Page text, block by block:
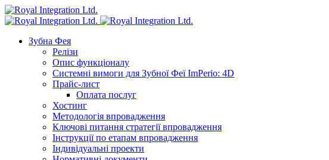
Зубна Фея
Релізи
Опис функціоналу
Системні вимоги для Зубної Феї ImPerio: 4D
Прайс-лист
Оплата послуг
Хостинг
Методологія впровадження
Ключові питання стратегії впровадження
Інструкції по етапам впровадження
Індивідуальні проекти